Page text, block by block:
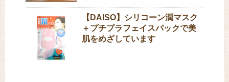
【DAISO】シリコーン潤マスク
＋プチプラフェイスパックで美
肌をめざしています